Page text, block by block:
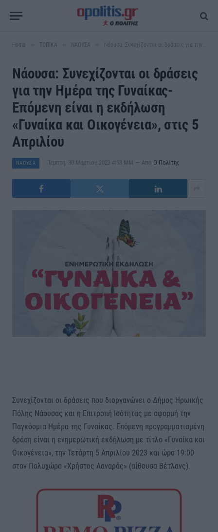
Home ΤΟΠΙΚΑ ΝΑΟΥΣΑ Νάουσα: Συνεχίζονται οι δράσεις για την Ημέρα της Γυναίκας-Επόμενη είναι η εκδήλωση «Γυναίκα και Οικογένεια», στις 5 Απριλίου
Νάουσα: Συνεχίζονται οι δράσεις
για την Ημέρα της Γυναίκας-
Επόμενη είναι η εκδήλωση
«Γυναίκα και Οικογένεια», στις 5
Απριλίου
ΝΑΟΥΣΑ Πέμπτη, 30 Μαρτίου 2023 4:53 ΜΜ Από Ο Πολίτης
Συνεχίζονται οι δράσεις που διοργανώνει ο Δήμος Ηρωικής
Πόλης Νάουσας και η Επιτροπή Ισότητας με αφορμή την
Παγκόσμια Ημέρα της Γυναίκας. Επόμενη προγραμματισμένη
δράση είναι η ενημερωτική εκδήλωση με τίτλο «Γυναίκα και
Οικογένεια», την Τετάρτη 5 Απριλίου 2023 και ώρα 19:00
στον Πολυχώρο «Χρήστος Λαναράς» (αίθουσα Βέτλανς).